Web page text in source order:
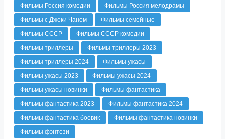
Фильмы Россия комедии
Фильмы Россия мелодрамы
Фильмы с Джеки Чаном
Фильмы семейные
Фильмы СССР
Фильмы СССР комедии
Фильмы триллеры
Фильмы триллеры 2023
Фильмы триллеры 2024
Фильмы ужасы
Фильмы ужасы 2023
Фильмы ужасы 2024
Фильмы ужасы новинки
Фильмы фантастика
Фильмы фантастика 2023
Фильмы фантастика 2024
Фильмы фантастика боевик
Фильмы фантастика новинки
Фильмы фэнтези